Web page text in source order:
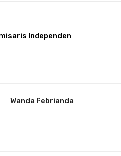
Independen
Wanda Pebrianda